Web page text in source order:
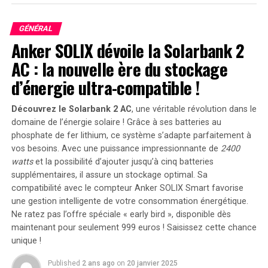
Gemini Live est plus conversationnel et naturel par
rapport à l’ancien assistant Google. Une nouvelle ère
s’annonce.
Quatre nouveaux modèles de Pixel 9
C’est la plus grande variété jamais proposée aux
utilisateurs d’Android pour acheter du matériel
directement auprès de Google. Quatre nouveaux
modèles de la génération Pixel 9 ont été lancés, dont
deux seront expédiés en premier et deux autres suivront
par étapes. Il s’agit du Pixel 9, duPixel 9 Pro, du
Pro Foldau Canada ! »>Pixel 9 Pro XL et du Pixel 9 Pro
Fold, tous alimentés par le même processeur central, le
Tensor G4. Google a déclaré lors de sa keynote que ce
nouveau CPU dispose d’un modèle Gemini Nano « trois
fois plus sophistiqué » que celui expédié il y a neuf mois.
Le Tensor G4 offre environ le double des capacités de
traitement du Tensor G3 présent dans le Pixel 8.
GÉNÉRAL
Anker SOLIX dévoile la Solarbank 2
AC : la nouvelle ère du stockage
d’énergie ultra-compatible !
Découvrez le Solarbank 2 AC, une véritable révolution dans le
domaine de l’énergie solaire ! Grâce à ses batteries au
phosphate de fer lithium, ce système s’adapte parfaitement à
vos besoins. Avec une puissance impressionnante de 2400
wattset la possibilité d’ajouter jusqu’à cinq batteries
supplémentaires, il assure un stockage optimal. Sa
compatibilité avec le compteur Anker SOLIX Smart favorise
une gestion intelligente de votre consommation énergétique.
Ne ratez pas l’offre spéciale « early bird », disponible dès
maintenant pour seulement 999 euros ! Saisissez cette chance
unique !
Published 2 ans ago on 20 janvier 2025